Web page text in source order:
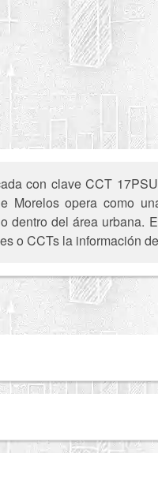
con clave CCT
Morelos opera como
dentro del área urbana.
o CCTs la información